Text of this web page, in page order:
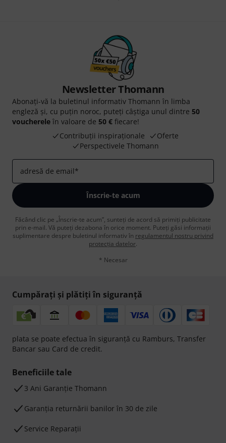
Newsletter Thomann
Abonați-vă la buletinul informativ Thomann în limba
engleză și, cu puțin noroc, puteți câștiga unul dintre 50
voucherele în valoare de 50 € fiecare!
Contribuții inspiraționale
Oferte
Perspectivele Thomann
adresă de email*
Înscrie-te acum
Făcând clic pe „Înscrie-te acum”, sunteți de acord să primiți publicitate
prin e-mail. Vă puteți dezabona în orice moment. Puteți găsi informații
suplimentare despre buletinul informativ în regulamentul nostru privind
protecția datelor.
* Necesar
Cumpărați și plătiți în siguranță
plata se poate efectua în siguranță cu Ramburs, Transfer
Bancar sau Card de credit.
Beneficiile tale
3 Ani Garanție Thomann
Garanţia returnării banilor în 30 de zile
Service Reparații